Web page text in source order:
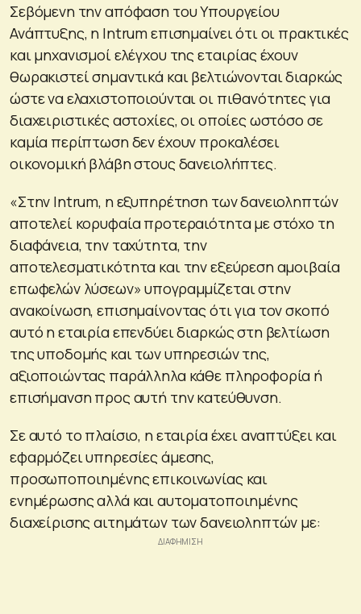
Σεβόμενη την απόφαση του Υπουργείου
Ανάπτυξης, η Intrum επισημαίνει ότι οι πρακτικές
και μηχανισμοί ελέγχου της εταιρίας έχουν
θωρακιστεί σημαντικά και βελτιώνονται διαρκώς
ώστε να ελαχιστοποιούνται οι πιθανότητες για
διαχειριστικές αστοχίες, οι οποίες ωστόσο σε
καμία περίπτωση δεν έχουν προκαλέσει
οικονομική βλάβη στους δανειολήπτες.
«Στην Intrum, η εξυπηρέτηση των δανειοληπτών
αποτελεί κορυφαία προτεραιότητα με στόχο τη
διαφάνεια, την ταχύτητα, την
αποτελεσματικότητα και την εξεύρεση αμοιβαία
επωφελών λύσεων» υπογραμμίζεται στην
ανακοίνωση, επισημαίνοντας ότι για τον σκοπό
αυτό η εταιρία επενδύει διαρκώς στη βελτίωση
της υποδομής και των υπηρεσιών της,
αξιοποιώντας παράλληλα κάθε πληροφορία ή
επισήμανση προς αυτή την κατεύθυνση.
Σε αυτό το πλαίσιο, η εταιρία έχει αναπτύξει και
εφαρμόζει υπηρεσίες άμεσης,
προσωποποιημένης επικοινωνίας και
ενημέρωσης αλλά και αυτοματοποιημένης
διαχείρισης αιτημάτων των δανειοληπτών με: